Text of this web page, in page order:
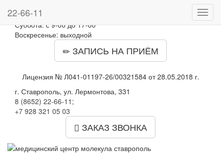
Пн - Пт: с 8-00 до 18-00
Суббота: с 9-00 до 17-00
Воскресенье: выходной
ЗАПИСЬ НА ПРИЁМ
Лицензия № Л041-01197-26/00321584 от 28.05.2018 г.
г. Ставрополь, ул. Лермонтова, 331
8 (8652) 22-66-11 ;
+7 928 321 05 03
ЗАКАЗ ЗВОНКА
22-66-11